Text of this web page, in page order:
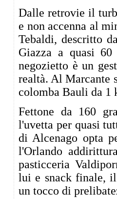
Dalle retrovie il
e non accenna al
Tebaldi, descritto
Giazza a quasi
negozietto è un
realtà. Al Marcante
colomba Bauli da 1
Fettone da 160
l'uvetta per quasi
di Alcenago opta
l'Orlando
pasticceria
lui e snack finale,
un tocco di